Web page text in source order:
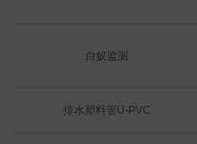
白蚁监测
排水塑料管U-PVC